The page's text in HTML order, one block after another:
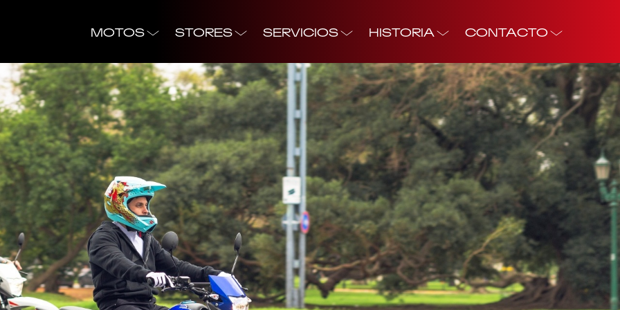
MOTOS STORES SERVICIOS HISTORIA CONTACTO